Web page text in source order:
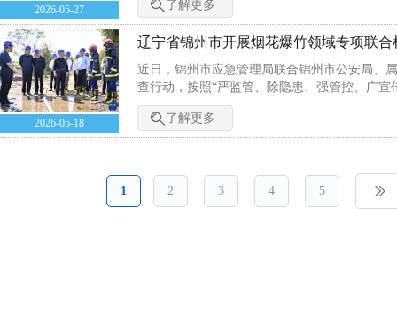
2026-05-27
了解更多
2026-05-18
辽宁省锦州市开展烟花爆竹领域专项联合
近日，锦州市应急管理局联合锦州市公安局、
查行动，按照“严监管、除隐患、强管控、广
合检查紧盯批发...
了解更多
1 2 3 4 5